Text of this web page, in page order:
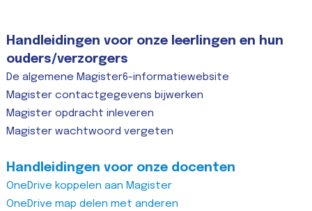
Handleidingen voor onze leerlingen en hun
ouders/verzorgers
De algemene Magister6-informatiewebsite
Magister contactgegevens bijwerken
Magister opdracht inleveren
Magister wachtwoord vergeten
Handleidingen voor onze docenten
OneDrive koppelen aan Magister
OneDrive map delen met anderen